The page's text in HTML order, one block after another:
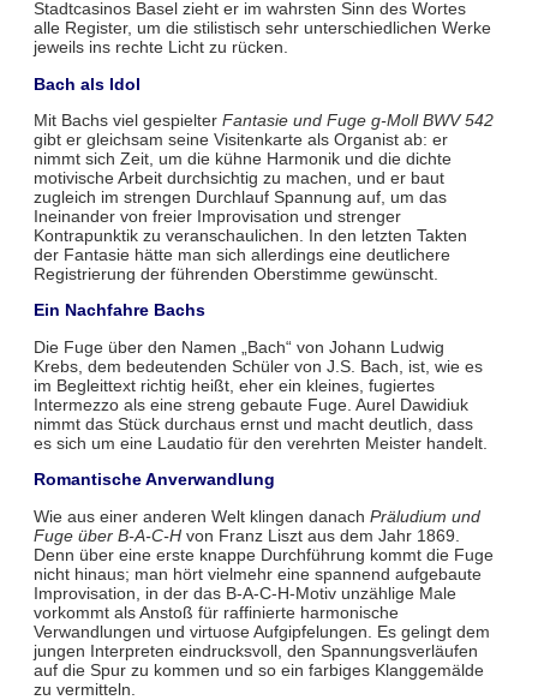
Stadtcasinos Basel zieht er im wahrsten Sinn des Wortes
alle Register, um die stilistisch sehr unterschiedlichen Werke
jeweils ins rechte Licht zu rücken.
Bach als Idol
Mit Bachs viel gespielter Fantasie und Fuge g-Moll BWV 542
gibt er gleichsam seine Visitenkarte als Organist ab: er
nimmt sich Zeit, um die kühne Harmonik und die dichte
motivische Arbeit durchsichtig zu machen, und er baut
zugleich im strengen Durchlauf Spannung auf, um das
Ineinander von freier Improvisation und strenger
Kontrapunktik zu veranschaulichen. In den letzten Takten
der Fantasie hätte man sich allerdings eine deutlichere
Registrierung der führenden Oberstimme gewünscht.
Ein Nachfahre Bachs
Die Fuge über den Namen „Bach“ von Johann Ludwig
Krebs, dem bedeutenden Schüler von J.S. Bach, ist, wie es
im Begleittext richtig heißt, eher ein kleines, fugiertes
Intermezzo als eine streng gebaute Fuge. Aurel Dawidiuk
nimmt das Stück durchaus ernst und macht deutlich, dass
es sich um eine Laudatio für den verehrten Meister handelt.
Romantische Anverwandlung
Wie aus einer anderen Welt klingen danach Präludium und
Fuge über B-A-C-Hvon Franz Liszt aus dem Jahr 1869.
Denn über eine erste knappe Durchführung kommt die Fuge
nicht hinaus; man hört vielmehr eine spannend aufgebaute
Improvisation, in der das B-A-C-H-Motiv unzählige Male
vorkommt als Anstoß für raffinierte harmonische
Verwandlungen und virtuose Aufgipfelungen. Es gelingt dem
jungen Interpreten eindrucksvoll, den Spannungsverläufen
auf die Spur zu kommen und so ein farbiges Klanggemälde
zu vermitteln.